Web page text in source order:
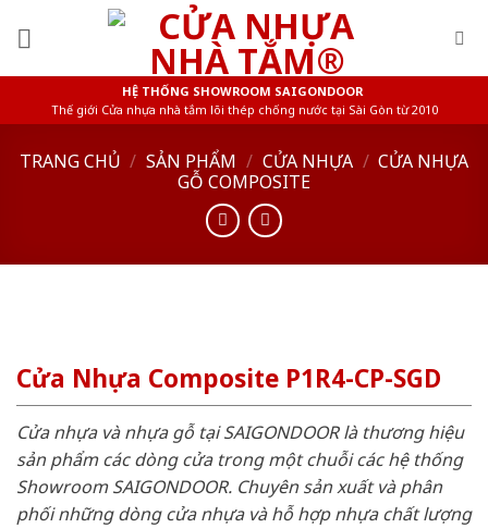
HỆ THỐNG SHOWROOM SAIGONDOOR
Thế giới Cửa nhựa nhà tắm lõi thép chống nước tại Sài Gòn từ 2010
TRANG CHỦ / SẢN PHẨM / CỬA NHỰA / CỬA NHỰA
GỖ COMPOSITE
Cửa Nhựa Composite P1R4-CP-SGD
Cửa nhựa và nhựa gỗ tại SAIGONDOOR là thương hiệu
sản phẩm các dòng cửa trong một chuỗi các hệ thống
Showroom SAIGONDOOR. Chuyên sản xuất và phân
phối những dòng cửa nhựa và hỗ hợp nhựa chất lượng